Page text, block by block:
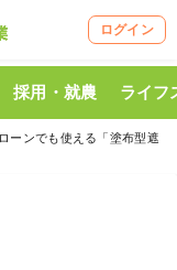
ログイン
採用・就農 ライフ
ーンでも使える「塗布型遮